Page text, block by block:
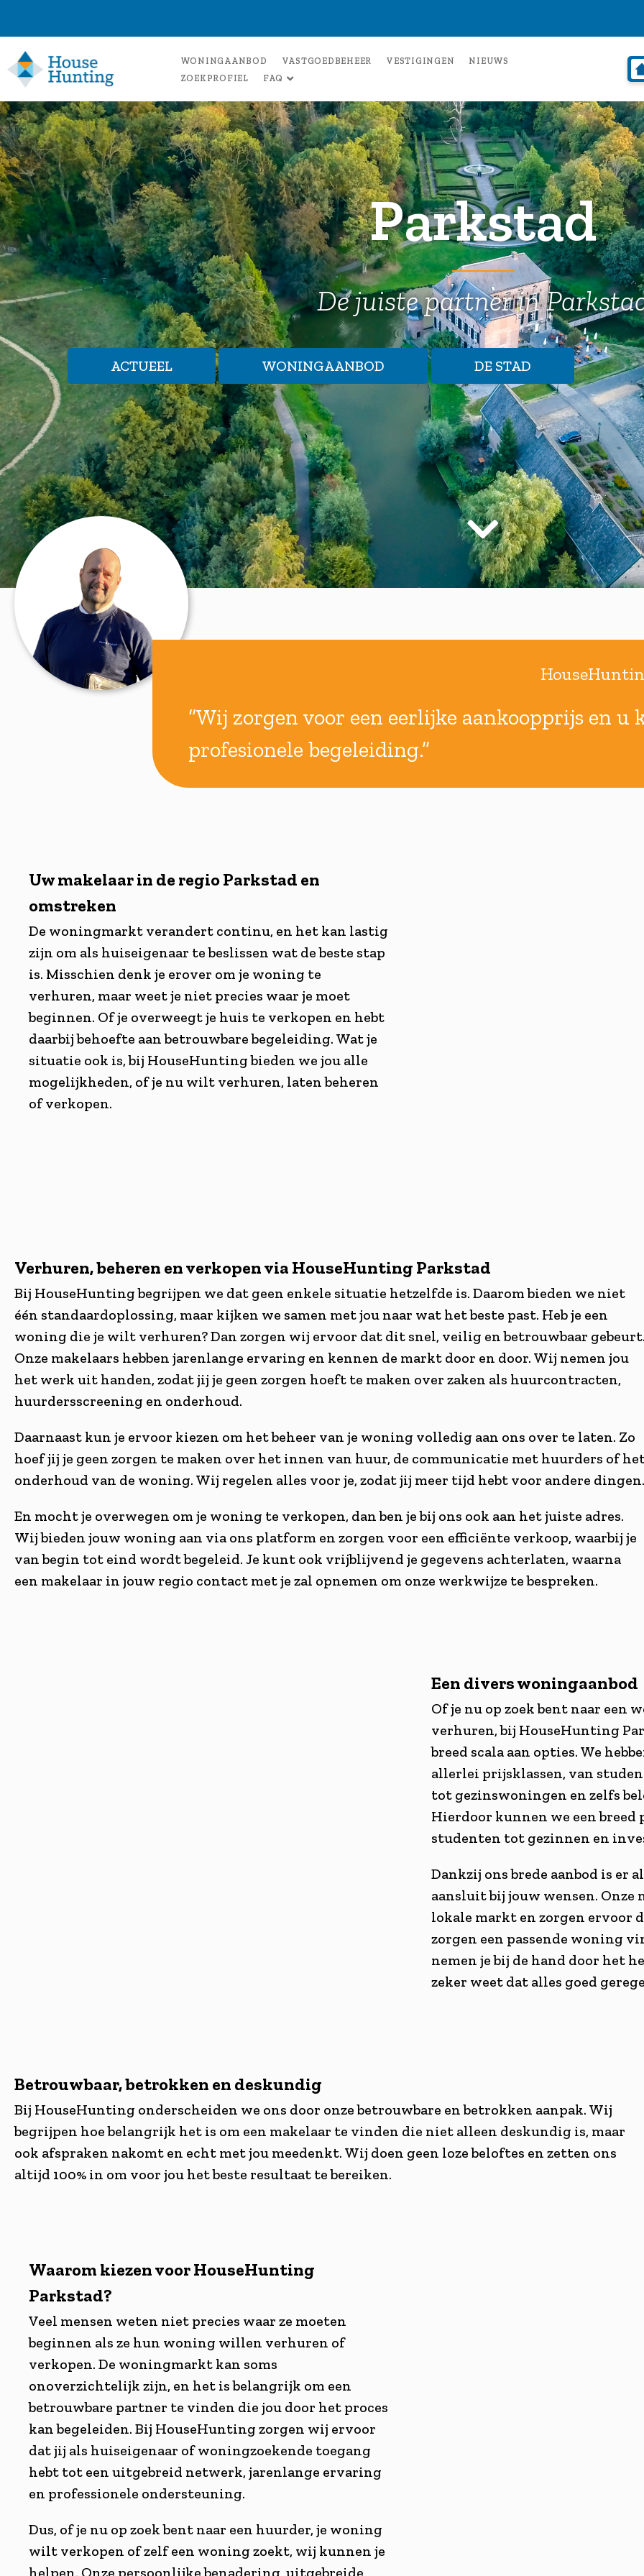
WONINGAANBOD VASTGOEDBEHEER VESTIGINGEN
NIEUWS
ZOEKPROFIEL
FAQ
Parkstad
De juiste partner in
ACTUEEL WONINGAANBOD DE STAD
“Wij zorgen voor een eerlijke aankoopprijs en u
profesionele begeleiding.”
Uw makelaar in de regio Parkstad en
omstreken
De woningmarkt verandert continu, en het kan lastig
zijn om als huiseigenaar te beslissen wat de beste stap
is. Misschien denk je erover om je woning te
verhuren, maar weet je niet precies waar je moet
beginnen. Of je overweegt je huis te verkopen en hebt
daarbij behoefte aan betrouwbare begeleiding. Wat je
situatie ook is, bij HouseHunting bieden we jou alle
mogelijkheden, of je nu wilt verhuren, laten beheren
of verkopen.
Verhuren, beheren en verkopen via HouseHunting Parkstad
Bij HouseHunting begrijpen we dat geen enkele situatie hetzelfde is. Daarom bieden we niet
één standaardoplossing, maar kijken we samen met jou naar wat het beste past. Heb je een
woning die je wilt verhuren? Dan zorgen wij ervoor dat dit snel, veilig en betrouwbaar gebeurt.
Onze makelaars hebben jarenlange ervaring en kennen de markt door en door. Wij nemen jou
het werk uit handen, zodat jij je geen zorgen hoeft te maken over zaken als huurcontracten,
huurdersscreening en onderhoud.
Daarnaast kun je ervoor kiezen om het beheer van je woning volledig aan ons over te laten. Zo
hoef jij je geen zorgen te maken over het innen van huur, de communicatie met huurders of
onderhoud van de woning. Wij regelen alles voor je, zodat jij meer tijd hebt voor andere dingen.
En mocht je overwegen om je woning te verkopen, dan ben je bij ons ook aan het juiste adres.
Wij bieden jouw woning aan via ons platform en zorgen voor een efficiënte verkoop, waarbij je
van begin tot eind wordt begeleid. Je kunt ook vrijblijvend je gegevens achterlaten, waarna
een makelaar in jouw regio contact met je zal opnemen om onze werkwijze te bespreken.
Een divers woningaanbod
Of je nu op zoek bent naar een
verhuren, bij HouseHunting
breed scala aan opties. We
allerlei prijsklassen, van
tot gezinswoningen en zelfs
Hierdoor kunnen we een breed
studenten tot gezinnen en
Dankzij ons brede aanbod is er
aansluit bij jouw wensen. Onze
lokale markt en zorgen ervoor
zorgen een passende woning
nemen je bij de hand door het
zeker weet dat alles goed
Betrouwbaar, betrokken en deskundig
Bij HouseHunting onderscheiden we ons door onze betrouwbare en betrokken aanpak. Wij
begrijpen hoe belangrijk het is om een makelaar te vinden die niet alleen deskundig is, maar
ook afspraken nakomt en echt met jou meedenkt. Wij doen geen loze beloftes en zetten ons
altijd 100% in om voor jou het beste resultaat te bereiken.
Waarom kiezen voor HouseHunting
Parkstad? ​
Veel mensen weten niet precies waar ze moeten
beginnen als ze hun woning willen verhuren of
verkopen. De woningmarkt kan soms
onoverzichtelijk zijn, en het is belangrijk om een
betrouwbare partner te vinden die jou door het proces
kan begeleiden. Bij HouseHunting zorgen wij ervoor
dat jij als huiseigenaar of woningzoekende toegang
hebt tot een uitgebreid netwerk, jarenlange ervaring
en professionele ondersteuning.
Dus, of je nu op zoek bent naar een huurder, je woning
wilt verkopen of zelf een woning zoekt, wij kunnen je